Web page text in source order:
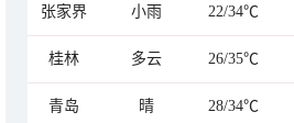
张家界 小雨 22/34℃
桂林 多云 26/35℃
青岛 晴 28/34℃